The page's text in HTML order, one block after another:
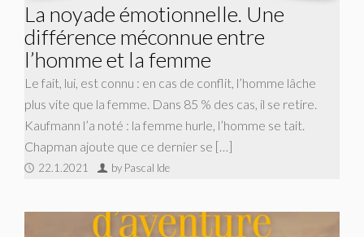
La noyade émotionnelle. Une
différence méconnue entre
l’homme et la femme
Le fait, lui, est connu : en cas de conflit, l’homme lâche
plus vite que la femme. Dans 85 % des cas, il se retire.
Kaufmann l’a noté : la femme hurle, l’homme se tait.
Chapman ajoute que ce dernier se […]
22.1.2021 by Pascal Ide